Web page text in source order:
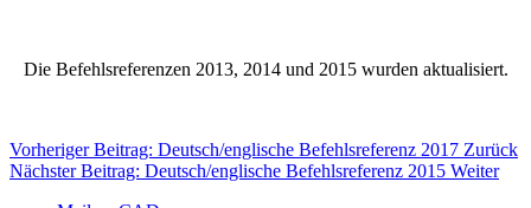
Die Befehlsreferenzen 2013, 2014 und 2015 wurden aktualisiert.
Vorheriger Beitrag: Deutsch/englische Befehlsreferenz 2017 Zurück
Nächster Beitrag: Deutsch/englische Befehlsreferenz 2015 Weiter